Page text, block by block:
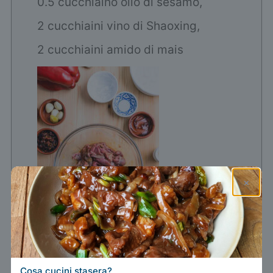
2 cucchiaini vino di Shaoxing,
2 cucchiaini amido di mais
Lascia marinare per 30 minuti.
×
Cosa cucini stasera?